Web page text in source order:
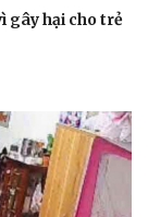
gây hại cho trẻ